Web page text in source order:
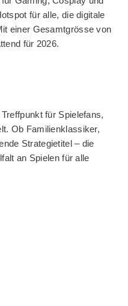
für alle, die digitale
einer Gesamtgrösse von
für 2026.
für Spielefans,
Ob Familienklassiker,
Strategietitel – die
an Spielen für alle